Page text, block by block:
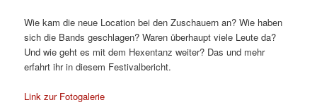
Wie kam die neue Location bei den Zuschauern an? Wie haben
sich die Bands geschlagen? Waren überhaupt viele Leute da?
Und wie geht es mit dem Hexentanz weiter? Das und mehr
erfahrt ihr in diesem Festivalbericht.
Link zur Fotogalerie